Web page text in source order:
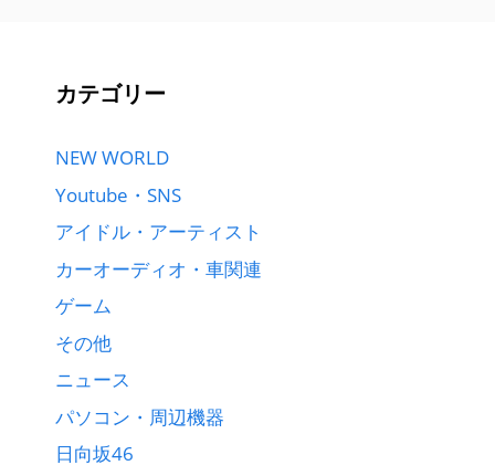
カテゴリー
NEW WORLD
Youtube・SNS
アイドル・アーティスト
カーオーディオ・車関連
ゲーム
その他
ニュース
パソコン・周辺機器
日向坂46